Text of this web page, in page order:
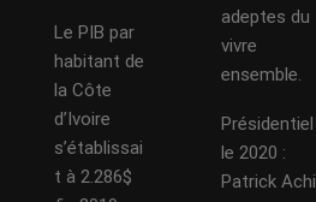
Le PIB par
habitant de
la Côte
d’Ivoire
s’établissai
t à 2.286$
adeptes du
vivre
ensemble.
Présidentiel
le 2020 :
Patrick Achi